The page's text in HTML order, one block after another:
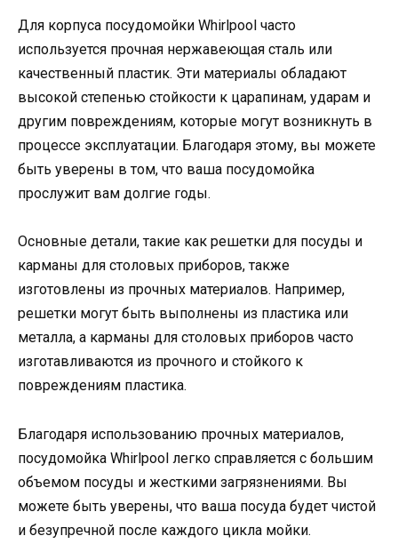
Для корпуса посудомойки Whirlpool часто
используется прочная нержавеющая сталь или
качественный пластик. Эти материалы обладают
высокой степенью стойкости к царапинам, ударам и
другим повреждениям, которые могут возникнуть в
процессе эксплуатации. Благодаря этому, вы можете
быть уверены в том, что ваша посудомойка
прослужит вам долгие годы.
Основные детали, такие как решетки для посуды и
карманы для столовых приборов, также
изготовлены из прочных материалов. Например,
решетки могут быть выполнены из пластика или
металла, а карманы для столовых приборов часто
изготавливаются из прочного и стойкого к
повреждениям пластика.
Благодаря использованию прочных материалов,
посудомойка Whirlpool легко справляется с большим
объемом посуды и жесткими загрязнениями. Вы
можете быть уверены, что ваша посуда будет чистой
и безупречной после каждого цикла мойки.